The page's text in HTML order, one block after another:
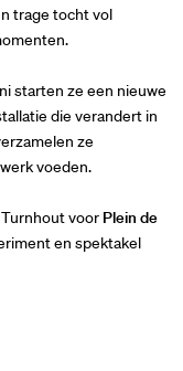
trage tocht vol
starten ze een nieuwe
die verandert in
ze
voeden.
voor Plein de
en spektakel